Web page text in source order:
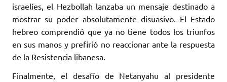
israelíes, el Hezbollah lanzaba un mensaje destinado a
mostrar su poder absolutamente disuasivo. El Estado
hebreo comprendió que ya no tiene todos los triunfos
en sus manos y prefirió no reaccionar ante la respuesta
de la Resistencia libanesa.
Finalmente, el desafío de Netanyahu al presidente